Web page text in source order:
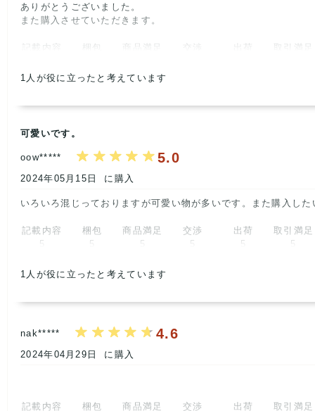
ありがとうございました。
また購入させていただきます。
記載内容
梱包
商品満足
交渉
出荷
取引満足
1 人が役に立ったと考えています
可愛いです。
oow***** 5.0
2024年05月15日 に購入
いろいろ混じっておりますが可愛い物が多いです。また購入
記載内容
5
梱包
5
商品満足
5
交渉
5
出荷
5
取引満足
5
1 人が役に立ったと考えています
nak***** 4.6
2024年04月29日 に購入
記載内容 梱包 商品満足 交渉 出荷 取引満足